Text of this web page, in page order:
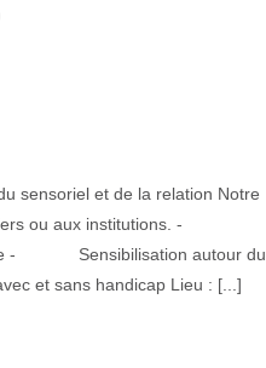
sensoriel et de la relation Notre
ou aux institutions. -
- Sensibilisation autour du
et sans handicap Lieu : [...]